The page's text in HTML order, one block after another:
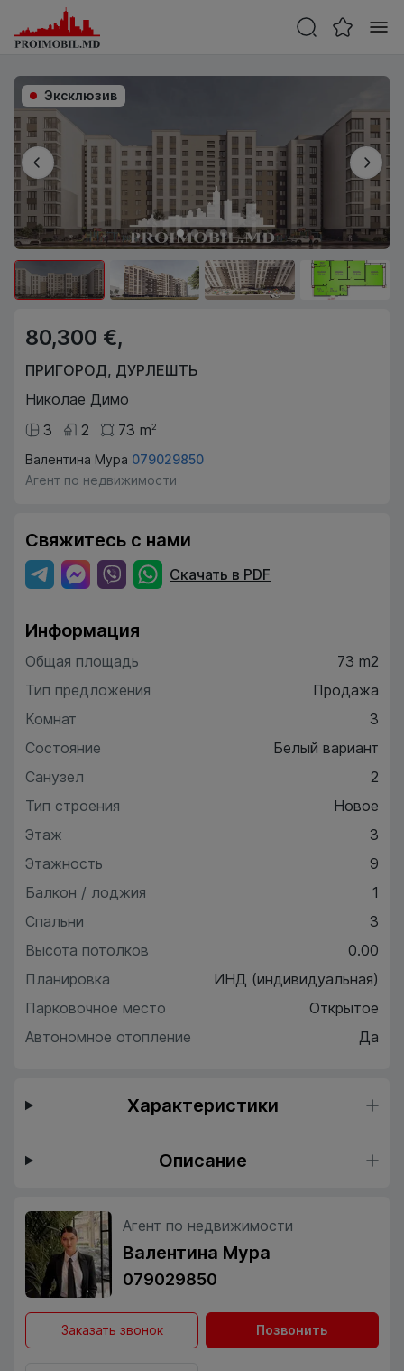
Эксклюзив
80,300 €,
ПРИГОРОД, ДУРЛЕШТЬ
Николае Димо
3
2 73 m2
Валентина Мура 079029850
Агент по недвижимости
Свяжитесь с нами
Скачать в PDF
Информация
Общая площадь
73 m2
Тип предложения
Продажа
Комнат
3
Состояние
Белый вариант
Санузел
2
Тип строения
Новое
Этаж
3
Этажность
9
Балкон / лоджия
1
Спальни
3
Высота потолков
0.00
Планировка
ИНД (индивидуальная)
Парковочное место
Открытое
Автономное отопление
Да
Характеристики
Описание
Агент по недвижимости
Валентина Мура
079029850
Заказать звонок Позвонить